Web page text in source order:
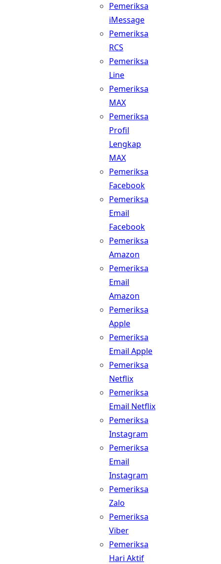
Pemeriksa
iMessage
Pemeriksa
RCS
Pemeriksa
Line
Pemeriksa
MAX
Pemeriksa
Profil
Lengkap
MAX
Pemeriksa
Facebook
Pemeriksa
Email
Facebook
Pemeriksa
Amazon
Pemeriksa
Email
Amazon
Pemeriksa
Apple
Pemeriksa
Email Apple
Pemeriksa
Netflix
Pemeriksa
Email Netflix
Pemeriksa
Instagram
Pemeriksa
Email
Instagram
Pemeriksa
Zalo
Pemeriksa
Viber
Pemeriksa
Hari Aktif